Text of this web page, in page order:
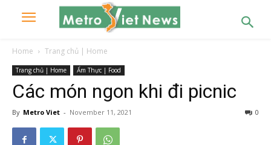
Home Trang chủ | Home
Trang chủ | Home Ẩm Thực | Food
Các món ngon khi đi picnic
By Metro Viet - November 11, 2021 0